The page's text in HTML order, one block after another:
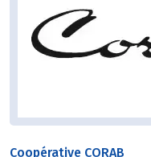
Coopérative CORAB